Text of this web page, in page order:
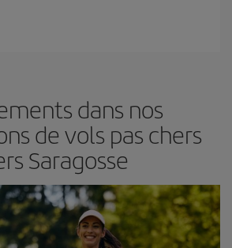
dans nos
de vols pas chers
Saragosse